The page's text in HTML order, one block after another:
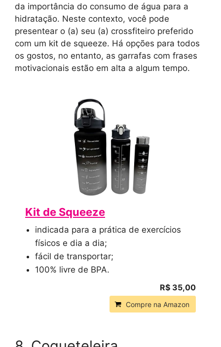
da importância do consumo de água para a
hidratação. Neste contexto, você pode
presentear o (a) seu (a) crossfiteiro preferido
com um kit de squeeze. Há opções para todos
os gostos, no entanto, as garrafas com frases
motivacionais estão em alta a algum tempo.
Kit de Squeeze
indicada para a prática de exercícios
físicos e dia a dia;
fácil de transportar;
100% livre de BPA.
R$ 35,00
Compre na Amazon